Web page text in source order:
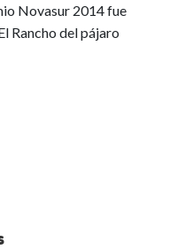
Novasur 2014 fue
Rancho del pájaro